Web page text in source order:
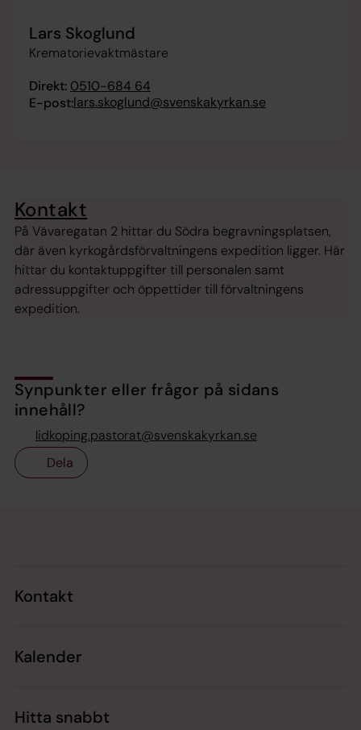
Lars Skoglund
Krematorievaktmästare
Direkt: 0510-684 64
E-post:lars.skoglund@svenskakyrkan.se
Kontakt
På Vävaregatan 2 hittar du Södra begravningsplatsen,
där även kyrkogårdsförvaltningens expedition ligger. Här
hittar du kontaktuppgifter till personalen samt
adressuppgifter och öppettider till förvaltningens
expedition.
Synpunkter eller frågor på sidans
innehåll?
lidkoping.pastorat@svenskakyrkan.se
Dela
Kontakt
Kalender
Hitta snabbt